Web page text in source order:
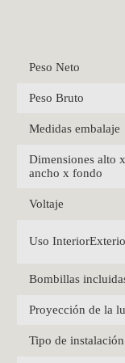
Peso Neto
Peso Bruto
Medidas embalaje
Dimensiones alto x
ancho x fondo
Voltaje
Uso
Bombillas
Proyección de la
Tipo de instalación